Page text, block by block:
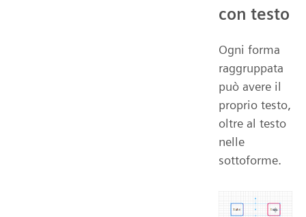
con testo
Ogni forma
raggruppata
può avere il
proprio testo,
oltre al testo
nelle
sottoforme.